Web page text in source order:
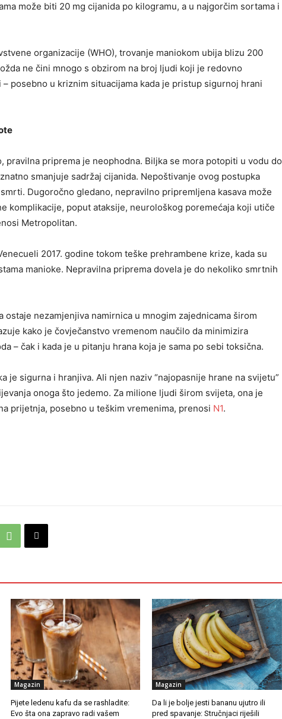
može biti 20 mg cijanida po kilogramu, a u najgorčim sortama i
organizacije (WHO), trovanje maniokom ubija blizu 200
ne čini mnogo s obzirom na broj ljudi koji je redovno
posebno u kriznim situacijama kada je pristup sigurnoj hrani
pravilna priprema je neophodna. Biljka se mora potopiti u vodu do
smanjuje sadržaj cijanida. Nepoštivanje ovog postupka
Dugoročno gledano, nepravilno pripremljena kasava može
komplikacije, poput ataksije, neurološkog poremećaja koji utiče
Metropolitan.
2017. godine tokom teške prehrambene krize, kada su
manioke. Nepravilna priprema dovela je do nekoliko smrtnih
ostaje nezamjenjiva namirnica u mnogim zajednicama širom
kako je čovječanstvo vremenom naučilo da minimizira
– čak i kada je u pitanju hrana koja je sama po sebi toksična.
je sigurna i hranjiva. Ali njen naziv “najopasnije hrane na svijetu”
onoga što jedemo. Za milione ljudi širom svijeta, ona je
prijetnja, posebno u teškim vremenima, prenosi N1.
Magazin
Pijete ledenu kafu da se rashladite:
Evo šta ona zapravo radi vašem
Magazin
Da li je bolje jesti bananu ujutro ili
pred spavanje: Stručnjaci riješili